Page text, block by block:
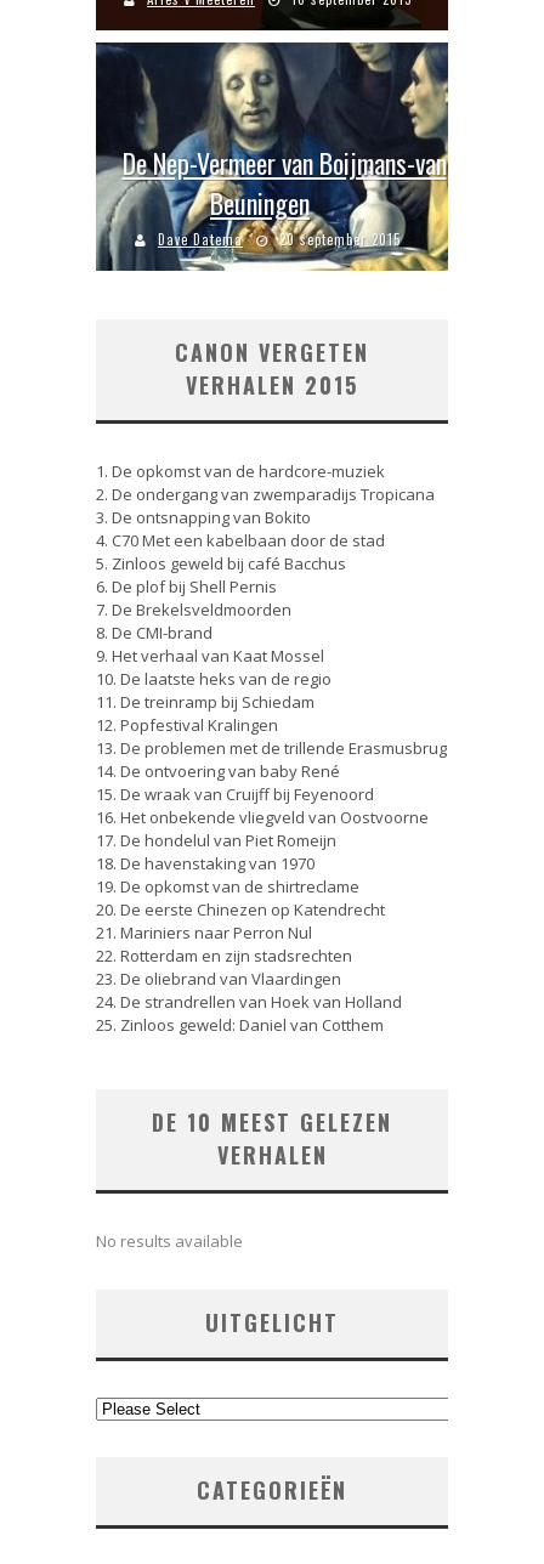
De Nep-Vermeer van Boijmans-van
Beuningen
Dave Datema 20 september 2015
CANON VERGETEN
VERHALEN 2015
1. De opkomst van de hardcore-muziek
2. De ondergang van zwemparadijs Tropicana
3. De ontsnapping van Bokito
4. C70 Met een kabelbaan door de stad
5. Zinloos geweld bij café Bacchus
6. De plof bij Shell Pernis
7. De Brekelsveldmoorden
8. De CMI-brand
9. Het verhaal van Kaat Mossel
10. De laatste heks van de regio
11. De treinramp bij Schiedam
12. Popfestival Kralingen
13. De problemen met de trillende Erasmusbrug
14. De ontvoering van baby René
15. De wraak van Cruijff bij Feyenoord
16. Het onbekende vliegveld van Oostvoorne
17. De hondelul van Piet Romeijn
18. De havenstaking van 1970
19. De opkomst van de shirtreclame
20. De eerste Chinezen op Katendrecht
21. Mariniers naar Perron Nul
22. Rotterdam en zijn stadsrechten
23. De oliebrand van Vlaardingen
24. De strandrellen van Hoek van Holland
25. Zinloos geweld: Daniel van Cotthem
DE 10 MEEST GELEZEN
VERHALEN
No results available
UITGELICHT
CATEGORIEËN